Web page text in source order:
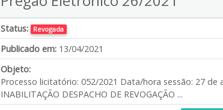
Status: Revogada
Publicado em: 13/04/2021
Objeto:
Processo licitatório: 052/2021 Data/hora sessão: 27 de
INABILITAÇÃO DESPACHO DE REVOGAÇÃO ...